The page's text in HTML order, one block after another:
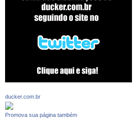
ducker.com.br
Promova sua página também